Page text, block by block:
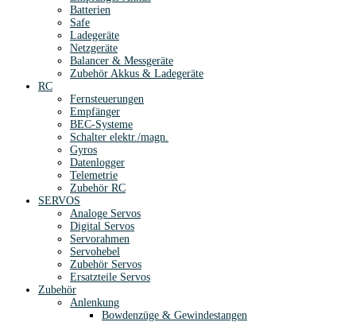
Batterien
Safe
Ladegeräte
Netzgeräte
Balancer & Messgeräte
Zubehör Akkus & Ladegeräte
RC
Fernsteuerungen
Empfänger
BEC-Systeme
Schalter elektr./magn.
Gyros
Datenlogger
Telemetrie
Zubehör RC
SERVOS
Analoge Servos
Digital Servos
Servorahmen
Servohebel
Zubehör Servos
Ersatzteile Servos
Zubehör
Anlenkung
Bowdenzüge & Gewindestangen